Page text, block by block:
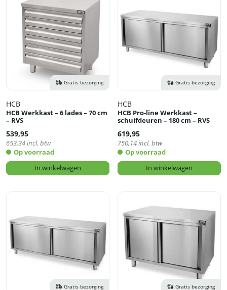
Gratis bezorging
HCB
HCB Werkkast – 6 lades – 70 cm
– RVS
539,95
653,34incl. btw
Op voorraad
In winkelwagen
Gratis bezorging
HCB
HCB Pro-line Werkkast –
schuifdeuren – 180 cm – RVS
619,95
750,14incl. btw
Op voorraad
In winkelwagen
Gratis bezorging Gratis bezorging